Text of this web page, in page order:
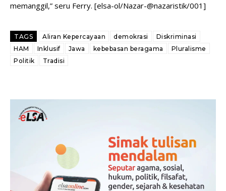
memanggil,” seru Ferry. [elsa-ol/Nazar-@nazaristik/001]
TAGS Aliran Kepercayaan demokrasi
Diskriminasi
HAM
Inklusif Jawa kebebasan beragama
Pluralisme
Politik
Tradisi